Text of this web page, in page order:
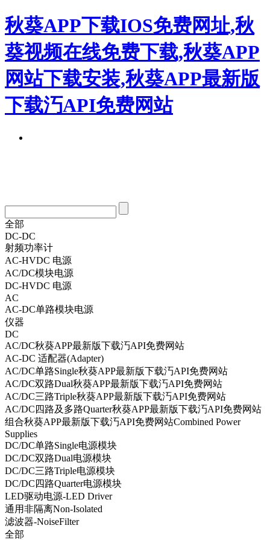
秋葵APP下载IOS免费网址,秋
葵视频在线免费下载,秋葵APP
网站下载安装,秋葵APP最新版
下载汅API免费网站
全部
DC-DC
射频功率计
AC-HVDC 电源
AC/DC模块电源
DC-HVDC 电源
AC
AC-DC单路模块电源
仪器
DC
AC/DC秋葵APP最新版下载汅API免费网站
AC-DC 适配器(Adapter)
AC/DC单路Single秋葵APP最新版下载汅API免费网站
AC/DC双路Dual秋葵APP最新版下载汅API免费网站
AC/DC三路Triple秋葵APP最新版下载汅API免费网站
AC/DC四路及多路Quarter秋葵APP最新版下载汅API免费网站
组合秋葵APP最新版下载汅API免费网站Combined Power
Supplies
DC/DC单路Single电源模块
DC/DC双路Dual电源模块
DC/DC三路Triple电源模块
DC/DC四路Quarter电源模块
LED驱动电源-LED Driver
通用非隔离Non-Isolated
滤波器-NoiseFilter
全部